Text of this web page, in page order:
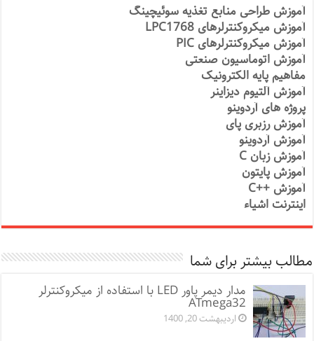
آموزش طراحی منابع تغذیه سوئیچینگ
آموزش میکروکنترلرهای LPC1768
آموزش میکروکنترلرهای PIC
آموزش اتوماسیون صنعتی
مفاهیم پایه الکترونیک
آموزش آلتیوم دیزاینر
پروژه های آردوینو
آموزش رزبری پای
آموزش آردوینو
آموزش زبان C
آموزش پایتون
آموزش ++C
اینترنت اشیاء
مطالب بیشتر برای شما
مدار دیمر پاور LED با استفاده از میکروکنترلر
ATmega32
اردیبهشت 20, 1400